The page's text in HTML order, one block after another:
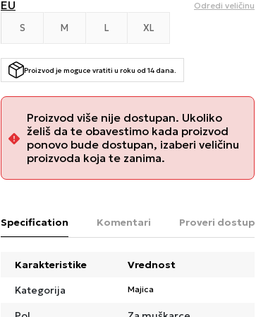
EU Odredi veličinu
S M L XL
Proizvod je moguce vratiti u roku od 14 dana.
Proizvod više nije dostupan. Ukoliko
želiš da te obavestimo kada proizvod
ponovo bude dostupan, izaberi veličinu
proizvoda koja te zanima.
Specification Komentari Proveri
Karakteristike
Vrednost
Kategorija
Majica